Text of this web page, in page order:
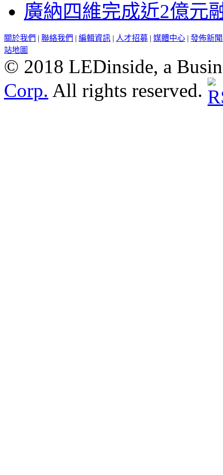
廣納四維完成近2億元
關於我們 | 聯絡我們 | 編輯資訊 | 人才招募 | 媒體中心 | 發佈新
站地圖
© 2018 LEDinside, a
Corp. All rights reserved.